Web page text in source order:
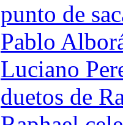
punto de
Pablo
Luciano
duetos de